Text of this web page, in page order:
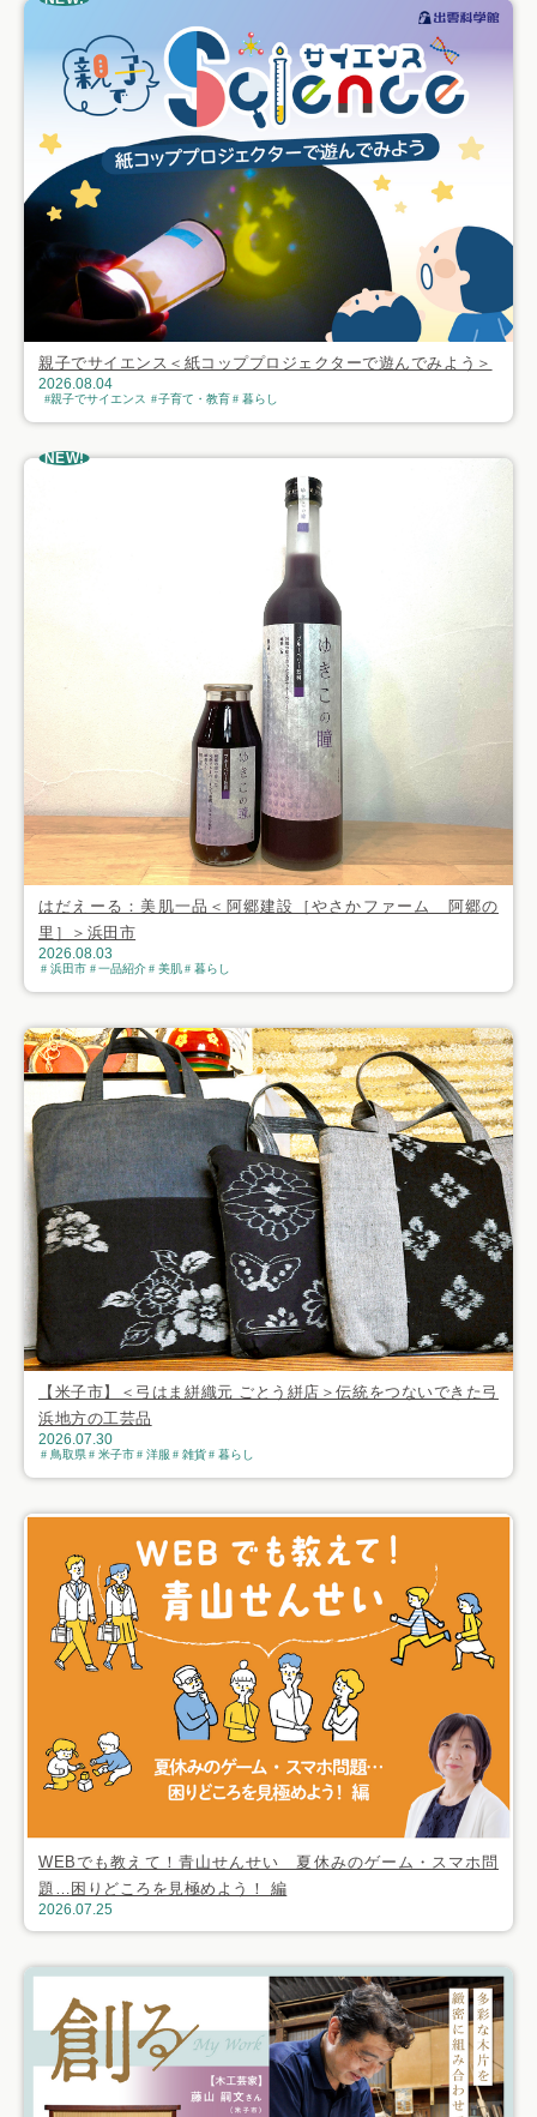
親子でサイエンス＜紙コッププロジェクターで遊んでみよう＞
2026.08.04
親子でサイエンス 子育て・教育 暮らし
NEW!
はだえーる：美肌一品＜阿郷建設［やさかファーム 阿郷の
里］＞浜田市
2026.08.03
浜田市 一品紹介 美肌 暮らし
【米子市】＜弓はま絣織元 ごとう絣店＞伝統をつないできた弓
浜地方の工芸品
2026.07.30
鳥取県 米子市 洋服 雑貨 暮らし
WEBでも教えて！青山せんせい 夏休みのゲーム・スマホ問
題…困りどころを見極めよう！ 編
2026.07.25